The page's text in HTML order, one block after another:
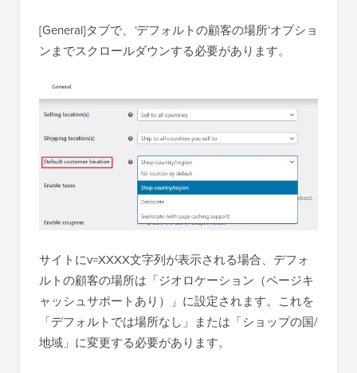
[General]タブで、 ‘デフォルトの顧客の場所’オプショ
ンまでスクロールダウンする必要があります。
サイトにv=XXXX文字列が表示される場合、デフォ
ルトの顧客の場所は「ジオロケーション（ページキ
ャッシュサポートあり）」に設定されます。これを
「デフォルトでは場所なし」または「ショップの国/
地域」に変更する必要があります。